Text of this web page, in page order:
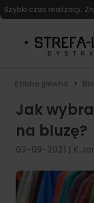
Szybki czas realizacji.
Strona główna
Jak
na bluzę?
03-09-2021 |